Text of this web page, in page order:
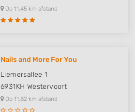
Op 11,45 km afstand
Nails and More For You
Liemersallee 1
6931KH Westervoort
Op 11,82 km afstand